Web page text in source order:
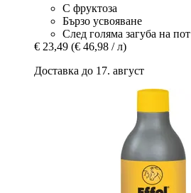
С фруктоза
Бързо усвояване
След голяма загуба на пот
€ 23,49 (€ 46,98 / л)
Доставка до 17. август